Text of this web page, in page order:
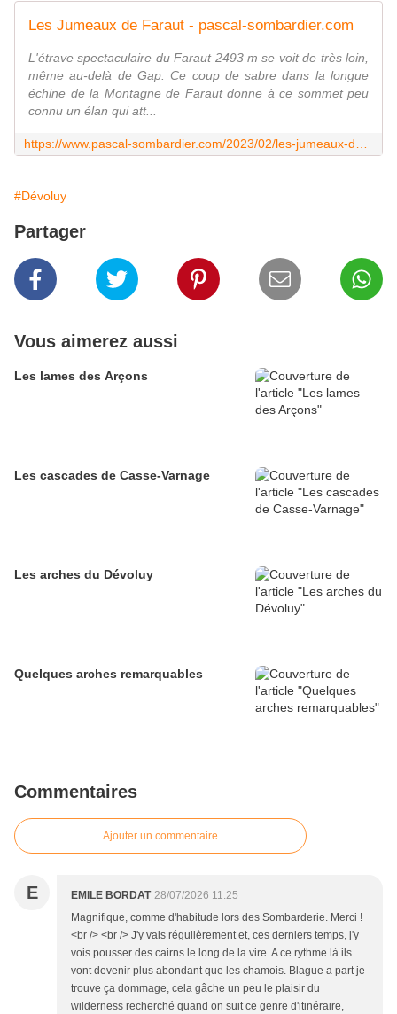
Les Jumeaux de Faraut - pascal-sombardier.com
L'étrave spectaculaire du Faraut 2493 m se voit de très loin,
même au-delà de Gap. Ce coup de sabre dans la longue
échine de la Montagne de Faraut donne à ce sommet peu
connu un élan qui att...
#Dévoluy
Partager
Vous aimerez aussi
Les lames des Arçons
Les cascades de Casse-Varnage
Les arches du Dévoluy
Quelques arches remarquables
Commentaires
Ajouter un commentaire
E EMILE BORDAT 28/07/2026 11:25
Magnifique, comme d'habitude lors des Sombarderie. Merci !
<br /> <br /> J'y vais régulièrement et, ces derniers temps, j'y
vois pousser des cairns le long de la vire. A ce rythme là ils
vont devenir plus abondant que les chamois. Blague a part je
trouve ça dommage, cela gâche un peu le plaisir du
wilderness recherché quand on suit ce genre d'itinéraire,